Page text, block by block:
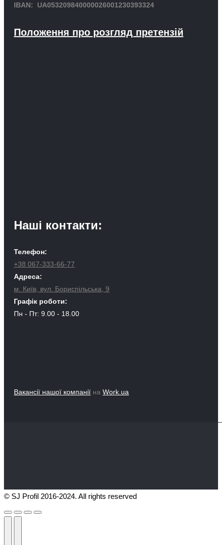
IBAN: UA053209840000026001230393324
Положення про розгляд претензій
Наші контакти:
Телефон:
+38 067-333-66-77
Адреса:
м. Київ, вул. Бориспільська, 9
Графік роботи:
Пн - Пт: 9.00 - 18.00
Вакансії нашої компанії на Work.ua
© SJ Profil 2016-2024. All rights reserved